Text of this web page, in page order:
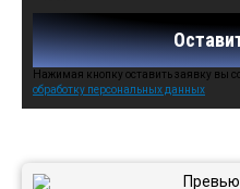
Нажимая кнопку оставить заявку вы
обработку персональных данных